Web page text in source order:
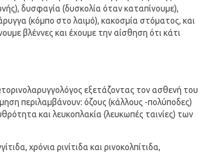
δυσφαγία (δυσκολία όταν καταπίνουμε),
(κόμπο στο λαιμό), κακοσμία στόματος, και
βλέννες και έχουμε την αίσθηση ότι κάτι
εξετάζοντας τον ασθενή του
περιλαμβάνουν: όζους (κάλλους -πολύποδες)
και λευκοπλακία (λευκωπές ταινίες) των
χρόνια ρινίτιδα και ρινοκολπίτιδα,